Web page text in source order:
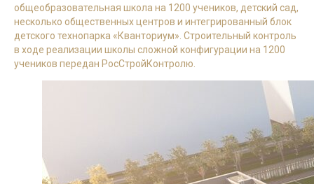
общеобразовательная школа на 1200 учеников, детский сад,
несколько общественных центров и интегрированный блок
детского технопарка «Кванториум». Строительный контроль
в ходе реализации школы сложной конфигурации на 1200
учеников передан РосСтройКонтролю.